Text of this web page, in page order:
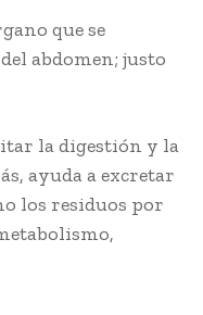
que se
abdomen; justo
la digestión y la
ayuda a excretar
los residuos por